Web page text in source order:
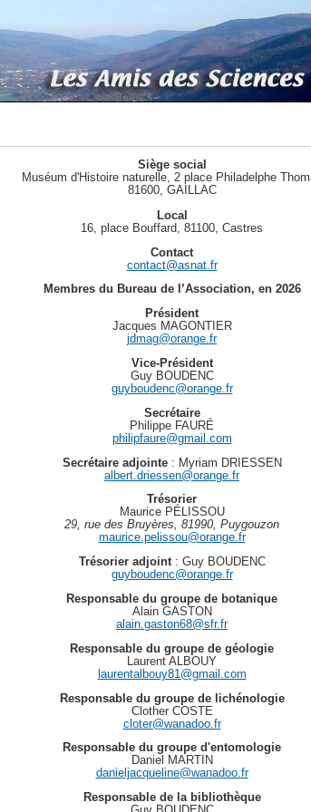
Siège social
Muséum d'Histoire naturelle, 2 place Philadelphe
81600, GAILLAC
Local
16, place Bouffard, 81100, Castres
Contact
contact@asnat.fr
Membres du Bureau de l’Association, en 2026
Président
Jacques MAGONTIER
jdmag@orange.fr
Vice-Président
Guy BOUDENC
guyboudenc@orange.fr
Secrétaire
Philippe FAURÉ
philipfaure@gmail.com
Secrétaire adjointe: Myriam DRIESSEN
albert.driessen@orange.fr
Trésorier
Maurice PÉLISSOU
29, rue des Bruyères, 81990, Puygouzon
maurice.pelissou@orange.fr
Trésorier adjoint: Guy BOUDENC
guyboudenc@orange.fr
Responsable du groupe de botanique
Alain GASTON
alain.gaston68@sfr.fr
Responsable du groupe de géologie
Laurent ALBOUY
laurentalbouy81@gmail.com
Responsable du groupe de lichénologie
Clother COSTE
cloter@wanadoo.fr
Responsable du groupe d'entomologie
Daniel MARTIN
danieljacqueline@wanadoo.fr
Responsable de la bibliothèque